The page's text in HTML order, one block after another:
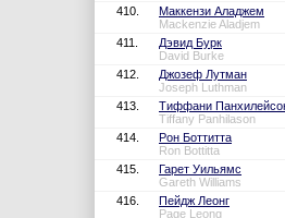
410.
Маккензи Аладжем
Mackenzie Aladjem
411.
Дэвид Бурк
David Burke
412.
Джозеф Лутман
Joseph Luthman
413.
Тиффани
Tiffany Panhilason
414.
Рон Боттитта
Ron Bottitta
415.
Гарет Уильямс
Gareth Williams
416.
Пейдж Леонг
Page Leong